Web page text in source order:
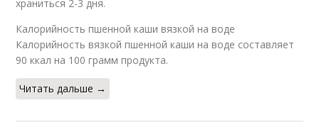
храниться 2-3 дня.
Калорийность пшенной каши вязкой на воде
Калорийность вязкой пшенной каши на воде составляет
90 ккал на 100 грамм продукта.
Читать дальше →